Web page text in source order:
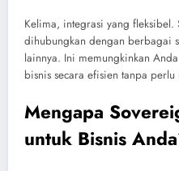
Kelima, integrasi yang
dihubungkan dengan berbagai
lainnya. Ini memungkinkan
bisnis secara efisien tanpa
Mengapa
untuk Bisnis